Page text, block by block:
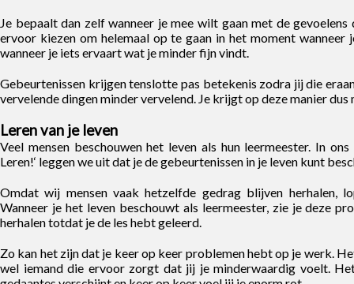
Je bepaalt dan zelf wanneer je mee wilt gaan met de
ervoor kiezen om helemaal op te gaan in het moment
wanneer je iets ervaart wat je minder fijn vindt.
Gebeurtenissen krijgen tenslotte pas betekenis zodra jij die
vervelende dingen minder vervelend. Je krijgt op deze manier
Leren van je leven
Veel mensen beschouwen het leven als hun leermeester. In
Leren!‘ leggen we uit dat je de gebeurtenissen in je leven kunt
Omdat wij mensen vaak hetzelfde gedrag blijven herhalen,
Wanneer je het leven beschouwt als leermeester, zie je deze
herhalen totdat je de les hebt geleerd.
Zo kan het zijn dat je keer op keer problemen hebt op je werk.
wel iemand die ervoor zorgt dat jij je minderwaardig voelt.